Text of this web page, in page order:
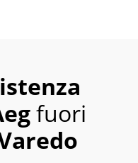
fuori